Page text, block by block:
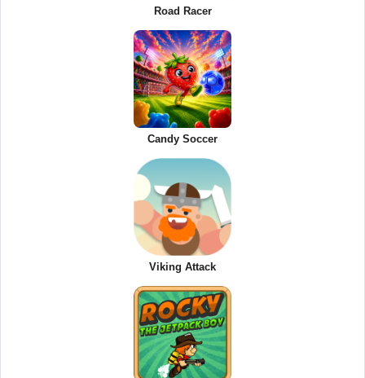
Road Racer
Candy Soccer
Viking Attack